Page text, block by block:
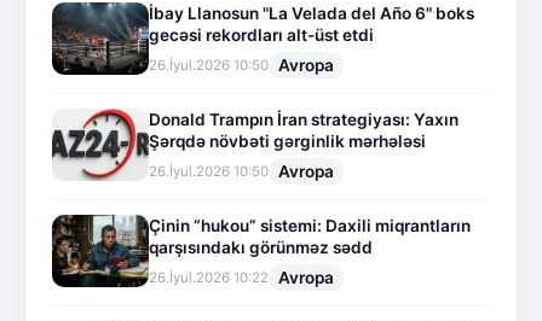
İbay Llanosun "La Velada del Año 6" boks
gecəsi rekordları alt-üst etdi
26.İyul.2026 10:50 Avropa
Donald Trampın İran strategiyası: Yaxın
Şərqdə növbəti gərginlik mərhələsi
26.İyul.2026 10:50 Avropa
Çinin “hukou” sistemi: Daxili miqrantların
qarşısındakı görünməz sədd
26.İyul.2026 10:22 Avropa